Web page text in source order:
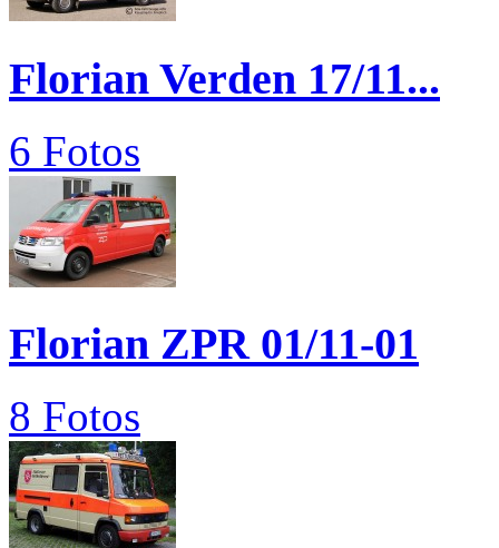
Florian Verden 17/11...
6 Fotos
Florian ZPR 01/11-01
8 Fotos